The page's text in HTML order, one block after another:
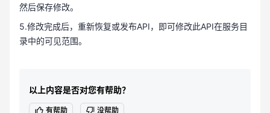
然后保存修改。
5.修改完成后，重新恢复或发布API，即可修改此API在服务目
录中的可见范围。
以上内容是否对您有帮助？
有帮助 没帮助